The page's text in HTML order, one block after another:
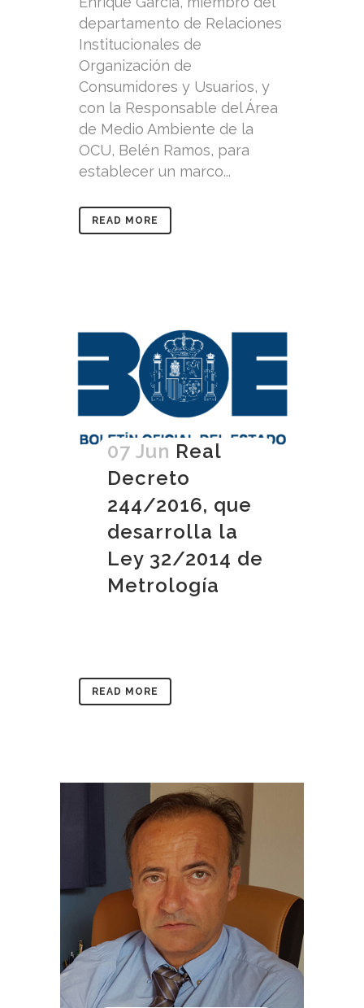
departamento de Relaciones
Institucionales de
Organización de
Consumidores y Usuarios, y
con la Responsable del Área
de Medio Ambiente de la
OCU, Belén Ramos, para
establecer un marco...
READ MORE
07 Jun Real
Decreto
244/2016, que
desarrolla la
Ley 32/2014 de
Metrología
READ MORE